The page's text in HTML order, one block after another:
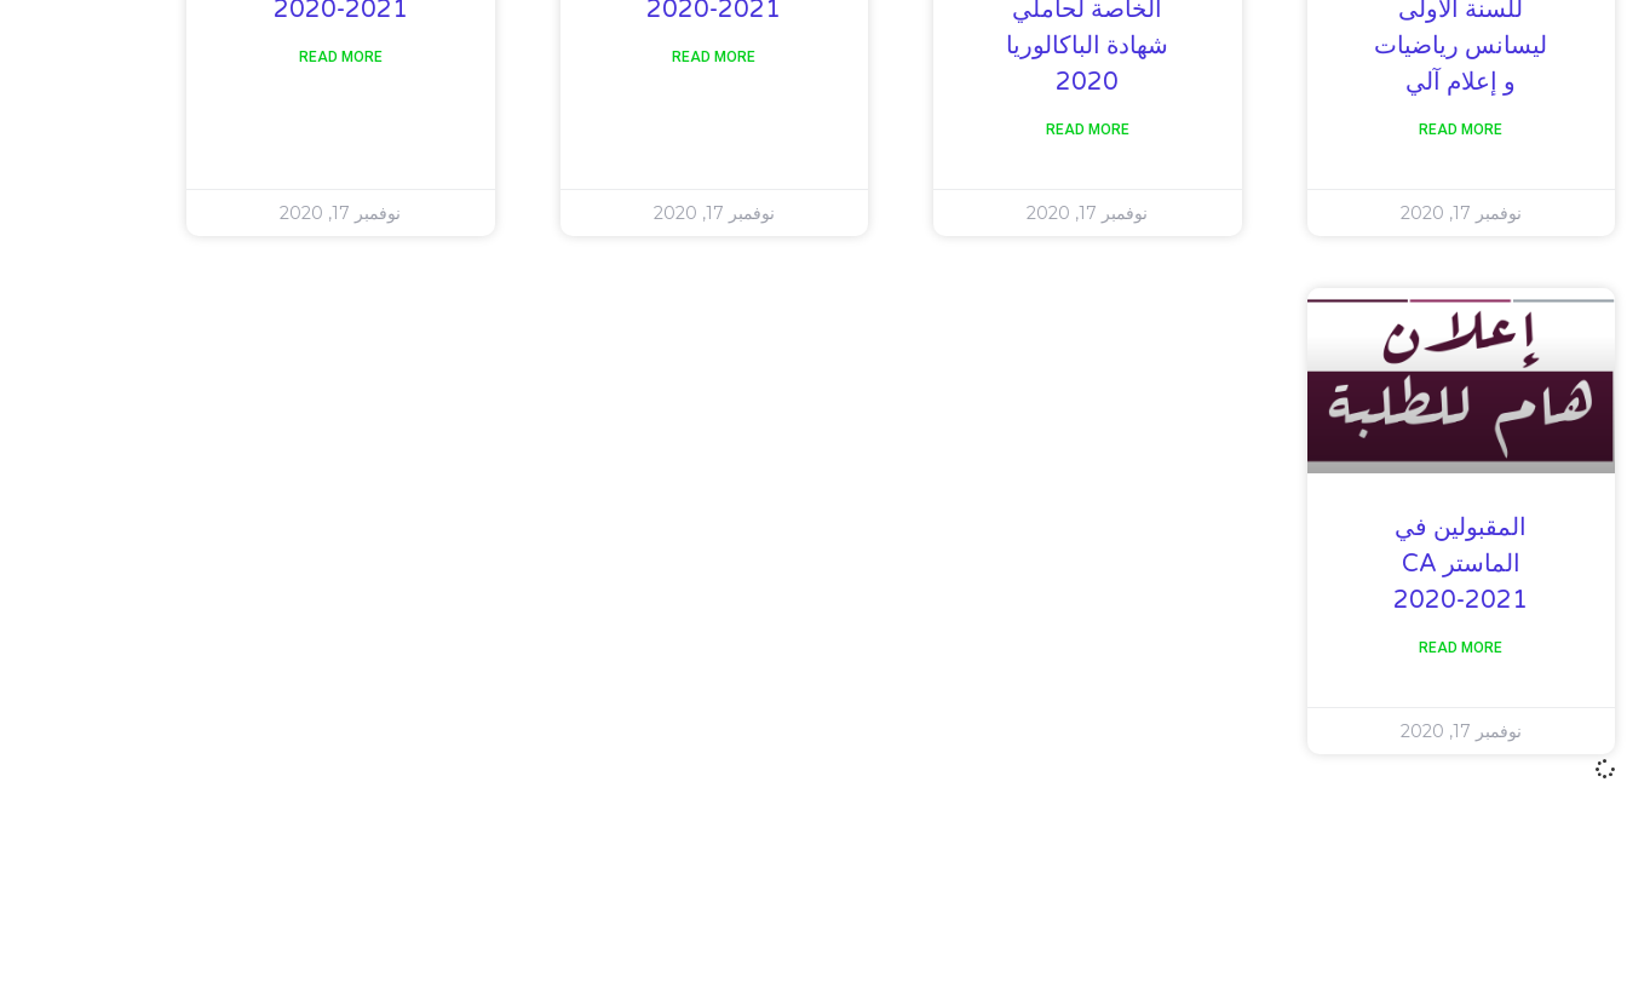
للسنة الأولى
ليسانس رياضيات
و إعلام آلي
READ MORE
نوفمبر 17, 2020
الخاصة لحاملي
شهادة الباكالوريا
2020
READ MORE
نوفمبر 17, 2020
2020-2021
READ MORE
نوفمبر 17, 2020
2020-2021
READ MORE
نوفمبر 17, 2020
المقبولين في
الماستر CA
2020-2021
READ MORE
نوفمبر 17, 2020